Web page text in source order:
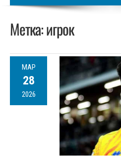
Метка:игрок
МАР
28
2026